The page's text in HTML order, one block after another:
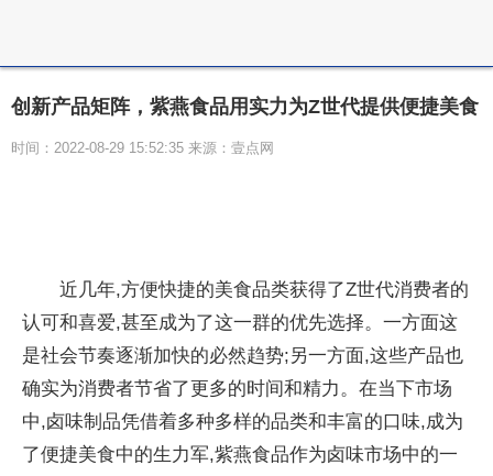
创新产品矩阵，紫燕食品用实力为Z世代提供便捷美食
时间：2022-08-29 15:52:35 来源：壹点网
近几年,方便快捷的美食品类获得了Z世代消费者的
认可和喜爱,甚至成为了这一群的优先选择。一方面这
是社会节奏逐渐加快的必然趋势;另一方面,这些产品也
确实为消费者节省了更多的时间和精力。在当下市场
中,卤味制品凭借着多种多样的品类和丰富的口味,成为
了便捷美食中的生力军,紫燕食品作为卤味市场中的一